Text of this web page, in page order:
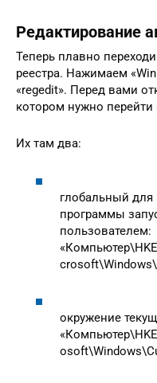
Редактирование
Теперь плавно
реестра. Нажимаем
«regedit». Перед вами
котором нужно перейти
Их там два:
глобальный для
программы
пользователем:
окружение